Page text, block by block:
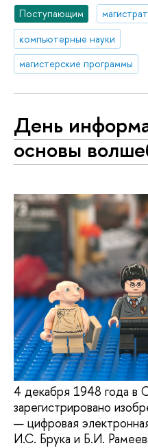
Поступающим
компьютерные науки
магистерские программы
День
основы
4 декабря 1948 года в
зарегистрировано
— цифровая
И.С. Брука и Б.И.